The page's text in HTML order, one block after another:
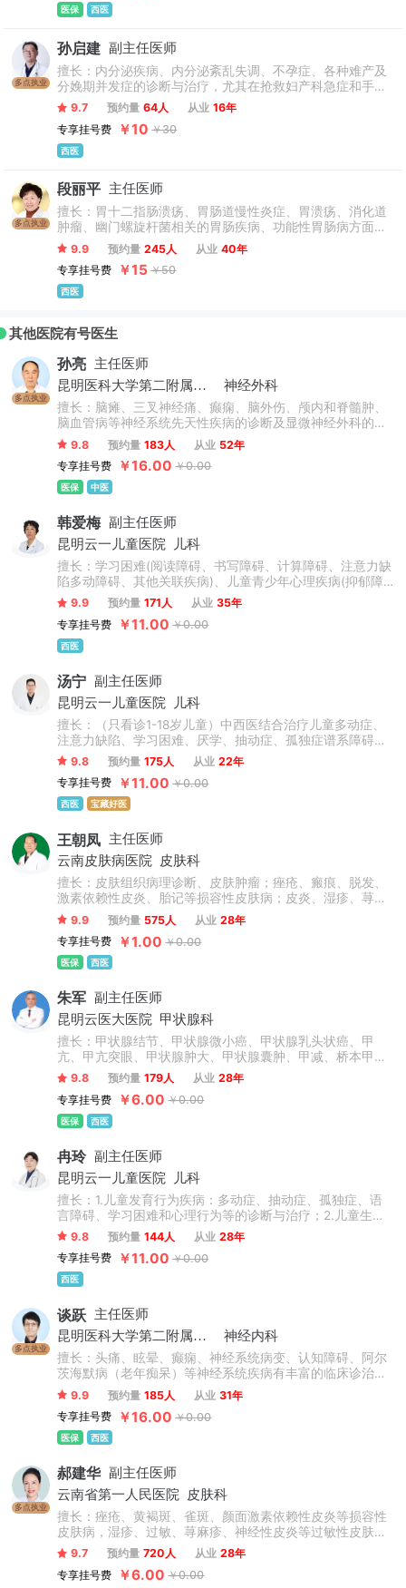
医保 西医
多点执业
孙启建 副主任医师
擅长：内分泌疾病、内分泌紊乱失调、不孕症、各种难产及
分娩期并发症的诊断与治疗，尤其在抢救妇产科急症和手术
治疗妇产科疾病方面掌握一定经验。
9.7 预约量 64人 从业 16年
专享挂号费
￥10 ￥30
西医
多点执业
段丽平 主任医师
擅长：胃十二指肠溃疡、胃肠道慢性炎症、胃溃疡、消化道
肿瘤、幽门螺旋杆菌相关的胃肠疾病、功能性胃肠病方面的
诊断及治疗。
9.9 预约量 245人 从业 40年
专享挂号费
￥15 ￥50
西医
其他医院有号医生
多点执业
孙亮 主任医师
昆明医科大学第二附属医院
神经外科
擅长：脑瘫、三叉神经痛、癫痫、脑外伤、颅内和脊髓肿、
脑血管病等神经系统先天性疾病的诊断及显微神经外科的手
术治疗等。
9.8 预约量 183人 从业 52年
专享挂号费
￥16.00 ￥0.00
医保 中医
韩爱梅 副主任医师
昆明云一儿童医院
儿科
擅长：学习困难(阅读障碍、书写障碍、计算障碍、注意力缺
陷多动障碍、其他关联疾病)、儿童青少年心理疾病(抑郁障
碍焦虑障碍、叛逆、厌学、对立违抗、悲观厌世、品行障
碍、睡眠障碍、抽动障碍、强迫障碍)、自闭症谱系障碍、发
育迟缓、智力发育落后、生长发育迟缓、语言发育迟缓、矮
小症、性早熟、遗尿症等儿科疑难疾病。
9.9 预约量 171人 从业 35年
专享挂号费
￥11.00 ￥0.00
西医
汤宁 副主任医师
昆明云一儿童医院
儿科
擅长：（只看诊1-18岁儿童）中西医结合治疗儿童多动症、
注意力缺陷、学习困难、厌学、抽动症、孤独症谱系障碍、
语言发育迟缓、构音障碍、智力低下、遗尿、矮小、脑瘫、
癫痫、性早熟等。
9.8 预约量 175人 从业 22年
专享挂号费
￥11.00 ￥0.00
西医 宝藏好医
王朝凤 主任医师
云南皮肤病医院 皮肤科
擅长：皮肤组织病理诊断、皮肤肿瘤；痤疮、瘢痕、脱发、
激素依赖性皮炎、胎记等损容性皮肤病；皮炎、湿疹、荨麻
疹等过敏性皮肤病；癣、毛囊炎等真菌性、细菌性皮肤病；
带状疱疹、疣等病毒性皮肤病；白癜风、黄褐斑等色素障碍
性皮肤病及毛周角化、鱼鳞病等遗传性皮肤病的诊治。
9.9 预约量 575人 从业 28年
专享挂号费
￥1.00 ￥0.00
医保 西医
朱军 副主任医师
昆明云医大医院
甲状腺科
擅长：甲状腺结节、甲状腺微小癌、甲状腺乳头状癌、甲
亢、甲亢突眼、甲状腺肿大、甲状腺囊肿、甲减、桥本甲状
腺炎、甲状腺腺瘤、亚急性甲状腺炎、甲状旁腺腺瘤、甲状
旁腺亢进。
9.8 预约量 179人 从业 28年
专享挂号费
￥6.00 ￥0.00
医保 西医
冉玲 副主任医师
昆明云一儿童医院
儿科
擅长：1.儿童发育行为疾病：多动症、抽动症、孤独症、语
言障碍、学习困难和心理行为等的诊断与治疗；2.儿童生长
发育问题：矮小症、性早熟等健康保健诊疗。
9.8 预约量 144人 从业 28年
专享挂号费
￥11.00 ￥0.00
西医
多点执业
谈跃 主任医师
昆明医科大学第二附属医院
神经内科
擅长：头痛、眩晕、癫痫、神经系统病变、认知障碍、阿尔
茨海默病（老年痴呆）等神经系统疾病有丰富的临床诊治经
验。
9.9 预约量 185人 从业 31年
专享挂号费
￥16.00 ￥0.00
医保 西医
多点执业
郝建华 副主任医师
云南省第一人民医院
皮肤科
擅长：痤疮、黄褐斑、雀斑、颜面激素依赖性皮炎等损容性
皮肤病，湿疹、过敏、荨麻疹、神经性皮炎等过敏性皮肤
病，红斑狼疮、硬皮病、皮肌炎等结缔组织病的诊治；在皮
肤屏障修复、抗衰、激光美容方面亦有着深厚的临床经验。
9.7 预约量 720人 从业 28年
专享挂号费
￥6.00 ￥0.00